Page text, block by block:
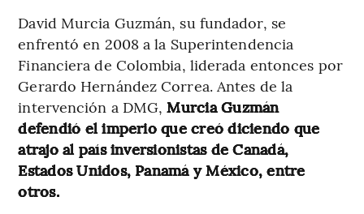
David Murcia Guzmán, su fundador, se
enfrentó en 2008 a la Superintendencia
Financiera de Colombia, liderada entonces por
Gerardo Hernández Correa. Antes de la
intervención a DMG,Murcia Guzmán
defendió el imperio que creó diciendo que
atrajo al país inversionistas de Canadá,
Estados Unidos, Panamá y México, entre
otros.